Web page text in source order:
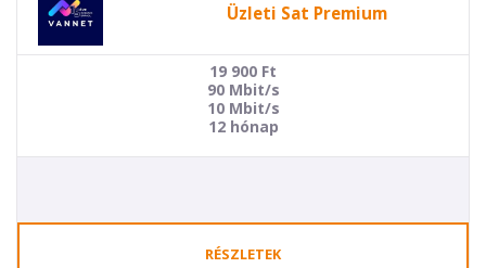
Üzleti Sat Premium
19 900 Ft
90 Mbit/s
10 Mbit/s
12 hónap
RÉSZLETEK